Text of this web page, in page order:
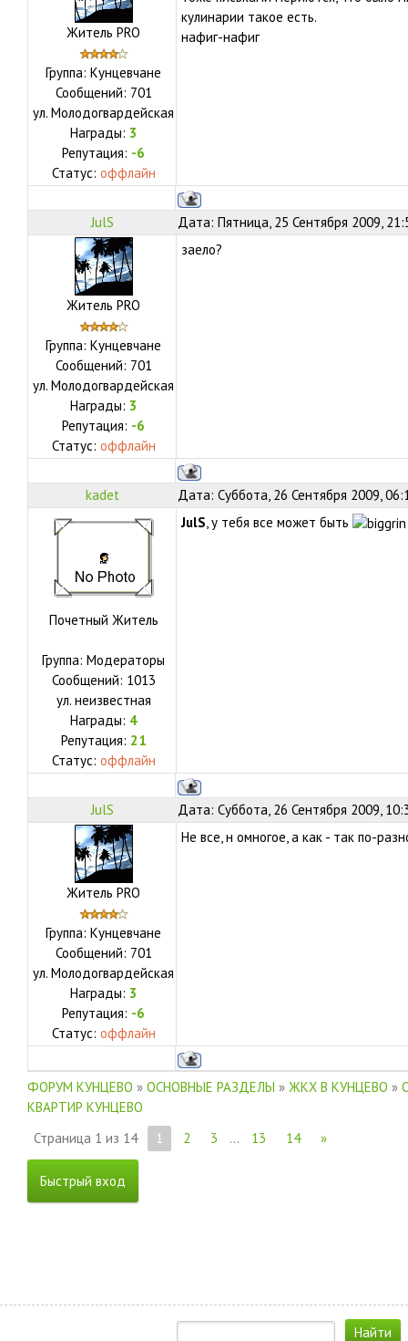
Житель PRO
Группа: Кунцевчане
Сообщений: 701
ул. Молодогвардейская
Награды: 3
Репутация: -6
Статус: оффлайн
кулинарии такое есть.
нафиг-нафиг
JulS Дата: Пятница, 25 Сентября 2009,
Житель PRO
Группа: Кунцевчане
Сообщений: 701
ул. Молодогвардейская
Награды: 3
Репутация: -6
Статус: оффлайн
заело?
kadet Дата: Суббота, 26 Сентября 2009,
Почетный Житель
Группа: Модераторы
Сообщений: 1013
ул. неизвестная
Награды: 4
Репутация: 21
Статус: оффлайн
JulS, у тебя все может быть
JulS Дата: Суббота, 26 Сентября 2009,
Житель PRO
Группа: Кунцевчане
Сообщений: 701
ул. Молодогвардейская
Награды: 3
Репутация: -6
Статус: оффлайн
Не все, н омногое, а как - так по-
ФОРУМ КУНЦЕВО » ОСНОВНЫЕ РАЗДЕЛЫ » ЖКХ В КУНЦЕВО »
КВАРТИР КУНЦЕВО
Страница 1 из 14 1 2 3 … 13 14 »